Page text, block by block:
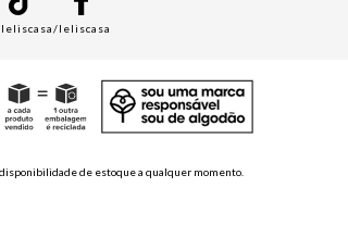
/leliscasa
de estoque a qualquer momento.